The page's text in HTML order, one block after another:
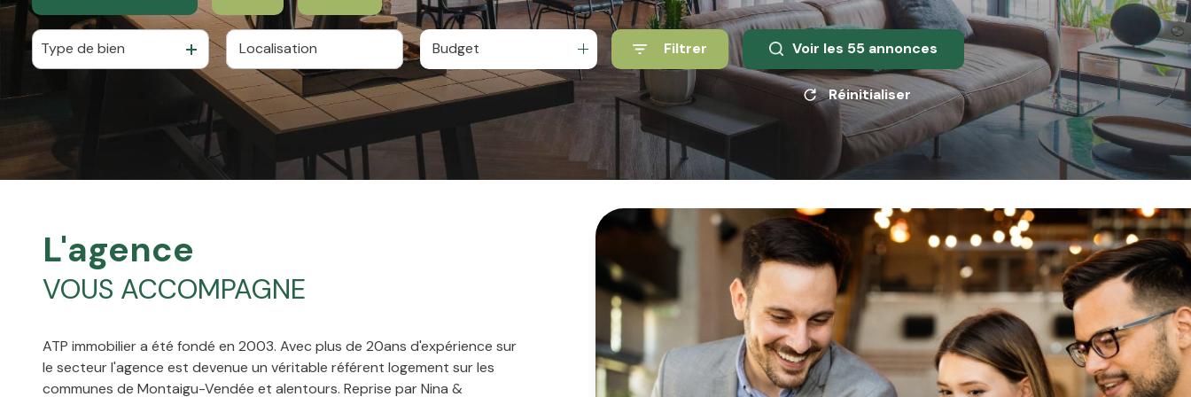
team
ATP
mail
financement
De l'ancien à l'année
De l'immo pro
Type de bien Budget Filtrer Voir les 55 annonces
Réinitialiser
l'agence
VOUS ACCOMPAGNE
ATP immobilier a été fondé en 2003. Avec plus de 20ans d'expérience sur
le secteur l'agence est devenue un véritable référent logement sur les
communes de Montaigu-Vendée et alentours. Reprise par Nina &